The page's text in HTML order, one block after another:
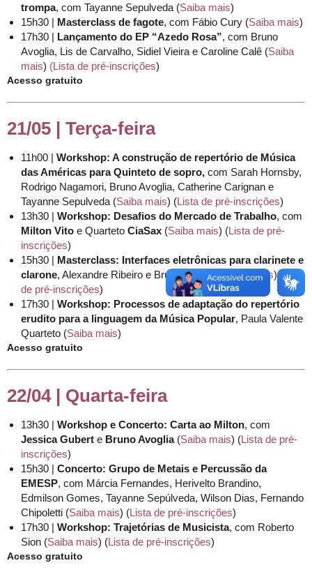
trompa, com Tayanne Sepulveda (Saiba mais)
15h30 | Masterclass de fagote, com Fábio Cury (Saiba mais)
17h30 | Lançamento do EP “Azedo Rosa”, com Bruno
Avoglia, Lis de Carvalho, Sidiel Vieira e Caroline Calê (Saiba
mais) (Lista de pré-inscrições)
Acesso gratuito
21/05 | Terça-feira
11h00 | Workshop: A construção de repertório de Música
das Américas para Quinteto de sopro, com Sarah Hornsby,
Rodrigo Nagamori, Bruno Avoglia, Catherine Carignan e
Tayanne Sepulveda (Saiba mais) (Lista de pré-inscrições)
13h30 | Workshop: Desafios do Mercado de Trabalho, com
Milton Vito e Quarteto CiaSax (Saiba mais) (Lista de pré-
inscrições)
15h30 | Masterclass: Interfaces eletrônicas para clarinete e
clarone, Alexandre Ribeiro e Bruno Avoglia (Saiba mais) ( Lista
de pré-inscrições)
17h30 | Workshop: Processos de adaptação do repertório
erudito para a linguagem da Música Popular, Paula Valente
Quarteto (Saiba mais)
Acesso gratuito
22/04 | Quarta-feira
13h30 | Workshop e Concerto: Carta ao Milton, com
Jessica Gubert e Bruno Avoglia(Saiba mais) (Lista de pré-
inscrições)
15h30 | Concerto: Grupo de Metais e Percussão da
EMESP, com Márcia Fernandes, Herivelto Brandino,
Edmilson Gomes, Tayanne Sepúlveda, Wilson Dias, Fernando
Chipoletti (Saiba mais) (Lista de pré-inscrições)
17h30 | Workshop: Trajetórias de Musicista, com Roberto
Sion (Saiba mais) (Lista de pré-inscrições)
Acesso gratuito